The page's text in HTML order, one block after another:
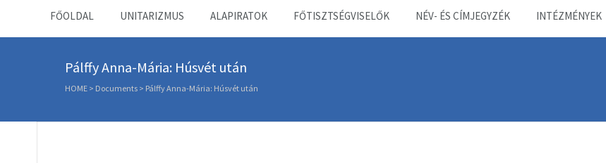
FŐOLDAL UNITARIZMUS ALAPIRATOK FŐTISZTSÉGVISELŐK NÉV- ÉS CÍMJEGYZÉK INTÉZMÉNYEK
Pálffy Anna-Mária: Húsvét után
HOME > Documents > Pálffy Anna-Mária: Húsvét után